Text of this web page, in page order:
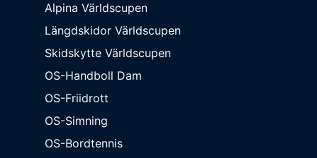
Alpina Världscupen
Längdskidor Världscupen
Skidskytte Världscupen
OS-Handboll Dam
OS-Friidrott
OS-Simning
OS-Bordtennis